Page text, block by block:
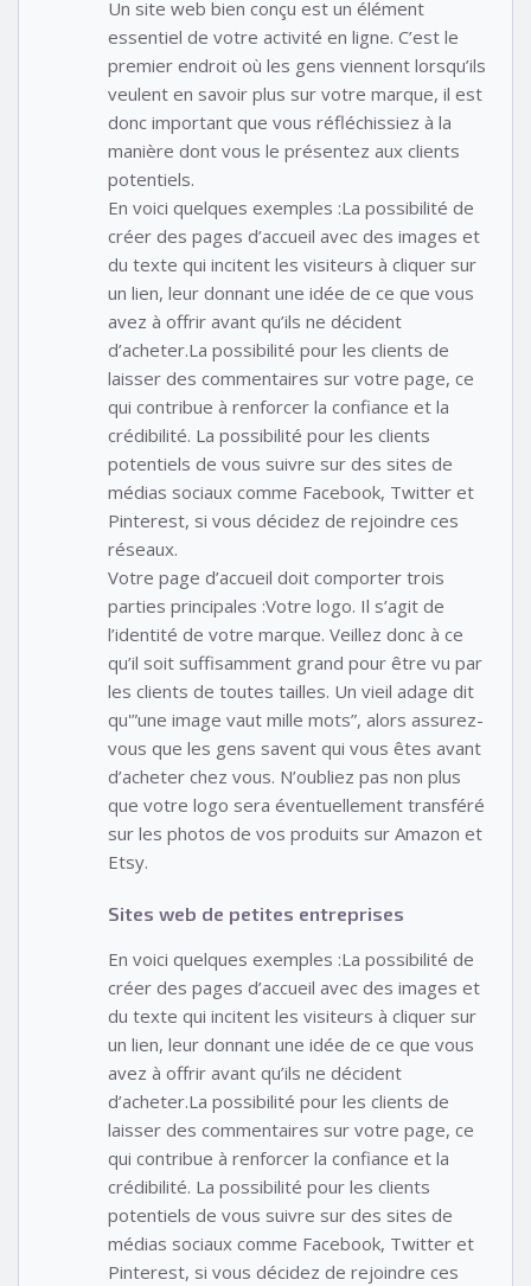
Un site web bien conçu est un élément
essentiel de votre activité en ligne. C’est le
premier endroit où les gens viennent lorsqu’ils
veulent en savoir plus sur votre marque, il est
donc important que vous réfléchissiez à la
manière dont vous le présentez aux clients
potentiels.
En voici quelques exemples :La possibilité de
créer des pages d’accueil avec des images et
du texte qui incitent les visiteurs à cliquer sur
un lien, leur donnant une idée de ce que vous
avez à offrir avant qu’ils ne décident
d’acheter.La possibilité pour les clients de
laisser des commentaires sur votre page, ce
qui contribue à renforcer la confiance et la
crédibilité. La possibilité pour les clients
potentiels de vous suivre sur des sites de
médias sociaux comme Facebook, Twitter et
Pinterest, si vous décidez de rejoindre ces
réseaux.
Votre page d’accueil doit comporter trois
parties principales :Votre logo. Il s’agit de
l’identité de votre marque. Veillez donc à ce
qu’il soit suffisamment grand pour être vu par
les clients de toutes tailles. Un vieil adage dit
qu'”une image vaut mille mots”, alors assurez-
vous que les gens savent qui vous êtes avant
d’acheter chez vous. N’oubliez pas non plus
que votre logo sera éventuellement transféré
sur les photos de vos produits sur Amazon et
Etsy.
Sites web de petites entreprises
En voici quelques exemples :La possibilité de
créer des pages d’accueil avec des images et
du texte qui incitent les visiteurs à cliquer sur
un lien, leur donnant une idée de ce que vous
avez à offrir avant qu’ils ne décident
d’acheter.La possibilité pour les clients de
laisser des commentaires sur votre page, ce
qui contribue à renforcer la confiance et la
crédibilité. La possibilité pour les clients
potentiels de vous suivre sur des sites de
médias sociaux comme Facebook, Twitter et
Pinterest, si vous décidez de rejoindre ces